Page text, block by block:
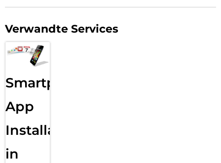
Verwandte Services
Smartphone
App
Installation
in